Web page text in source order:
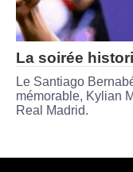
La soirée
Le Santiago
mémorable, Kylian
Real Madrid.